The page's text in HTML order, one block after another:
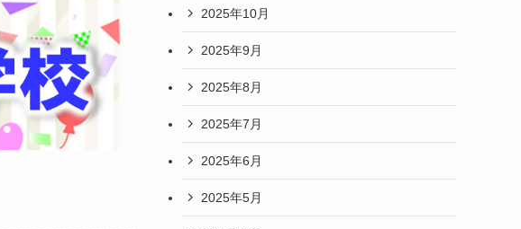
2025年10月
2025年9月
2025年8月
2025年7月
2025年6月
2025年5月